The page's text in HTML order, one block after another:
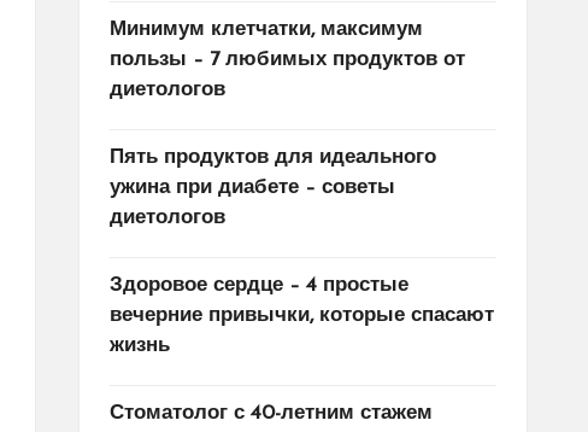
Минимум клетчатки, максимум
пользы – 7 любимых продуктов от
диетологов
Пять продуктов для идеального
ужина при диабете – советы
диетологов
Здоровое сердце – 4 простые
вечерние привычки, которые спасают
жизнь
Стоматолог с 40-летним стажем